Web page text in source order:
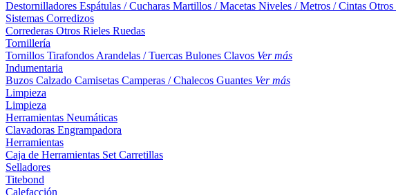
Destornilladores Espátulas / Cucharas Martillos / Macetas Niveles / Metros / Cintas Otros
Sistemas Corredizos
Correderas Otros Rieles Ruedas
Tornillería
Tornillos Tirafondos Arandelas / Tuercas Bulones Clavos Ver más
Indumentaria
Buzos Calzado Camisetas Camperas / Chalecos Guantes Ver más
Limpieza
Limpieza
Herramientas Neumáticas
Clavadoras Engrampadora
Herramientas
Caja de Herramientas Set Carretillas
Selladores
Titebond
Calefacción